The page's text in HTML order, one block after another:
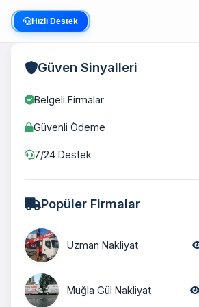
Hızlı Destek
Güven Sinyalleri
Belgeli Firmalar
Güvenli Ödeme
7/24 Destek
Popüler Firmalar
Uzman Nakliyat
Muğla Gül Nakliyat